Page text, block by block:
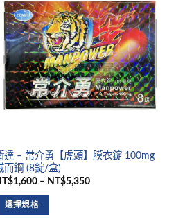
達 – 常介勇【虎頭】膜衣錠 100mg
而鋼 (8錠/盒)
– NT$5,350
選擇規格